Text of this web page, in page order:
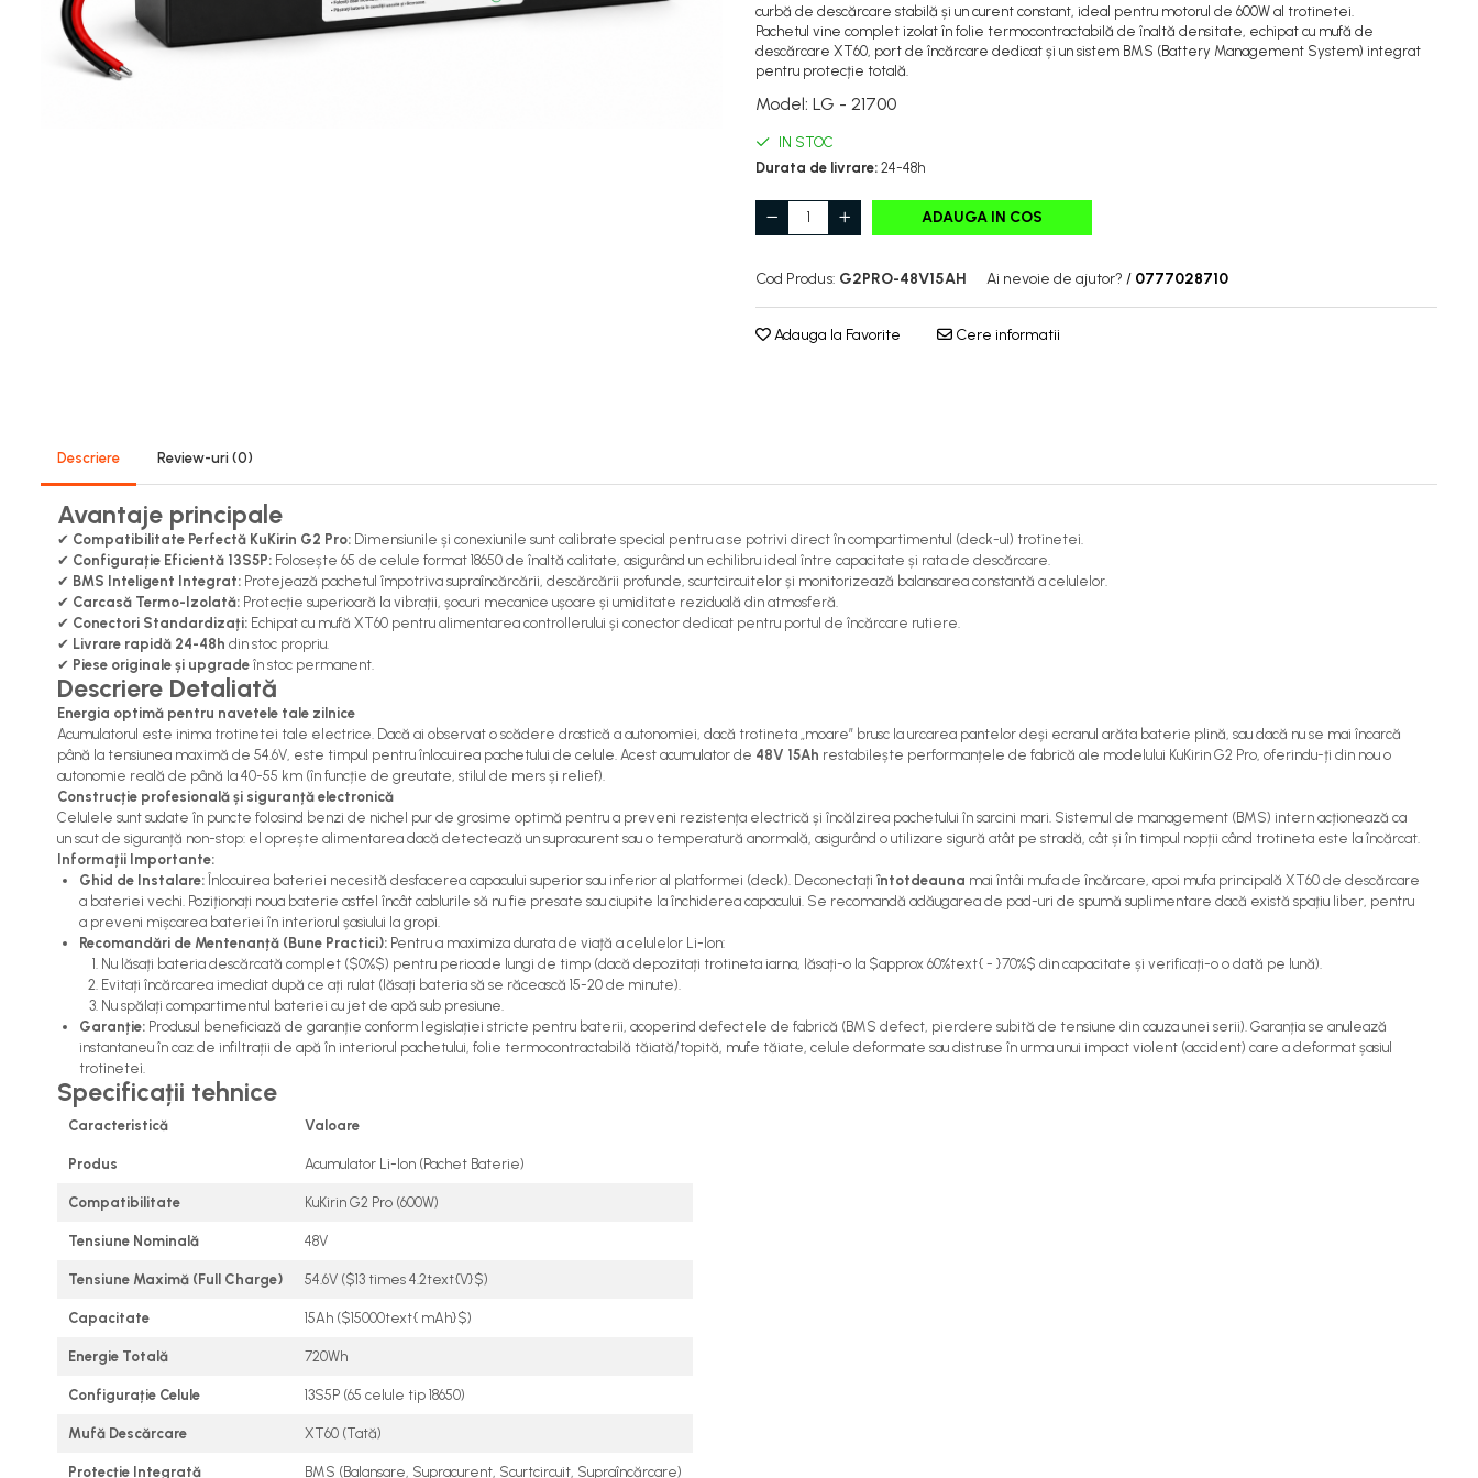
https://www.doctortrotineta.ro/frane
Discuri frana
Placute de frana
de-aer
https://www.doctortrotineta.ro/cauciucuri-
trotinete-electrice
https://www.doctortrotineta.ro/cauciucuri-
cu-camera
cauciucuri-bicicleta
Camere bicicleta
Cauciuc tubeless cu GEL
antipană
Accesorii
Trotinete electrice
Biciclete Electrice
Anvelope moto
Camere moto
Anvelope ATV
Cauciucuri bicicleta
Anvelope și Camere Utilaje
https://www.doctortrotineta.ro/plata-
forceOriginalForEdit=1&preview=00681
curbă de descărcare stabilă și un curent constant, ideal pentru motorul de 600W al trotinetei.
Pachetul vine complet izolat în folie termocontractabilă de înaltă densitate, echipat cu mufă de
descărcare XT60, port de încărcare dedicat și un sistem BMS (Battery Management System) integrat
pentru protecție totală.
Model: LG - 21700
IN STOC
Durata de livrare: 24-48h
ADAUGA IN COS
Cod Produs: G2PRO-48V15AH Ai nevoie de ajutor? / 0777028710
Adauga la Favorite Cere informatii
Descriere Review-uri (0)
Avantaje principale
✔ Compatibilitate Perfectă KuKirin G2 Pro: Dimensiunile și conexiunile sunt calibrate special pentru a se potrivi direct în compartimentul (deck-ul) trotinetei.
✔ Configurație Eficientă 13S5P: Folosește 65 de celule format 18650 de înaltă calitate, asigurând un echilibru ideal între capacitate și rata de descărcare.
✔ BMS Inteligent Integrat: Protejează pachetul împotriva supraîncărcării, descărcării profunde, scurtcircuitelor și monitorizează balansarea constantă a celulelor.
✔ Carcasă Termo-Izolată: Protecție superioară la vibrații, șocuri mecanice ușoare și umiditate reziduală din atmosferă.
✔ Conectori Standardizați: Echipat cu mufă XT60 pentru alimentarea controllerului și conector dedicat pentru portul de încărcare rutiere.
✔ Livrare rapidă 24-48h din stoc propriu.
✔ Piese originale și upgrade în stoc permanent.
Descriere Detaliată
Energia optimă pentru navetele tale zilnice
Acumulatorul este inima trotinetei tale electrice. Dacă ai observat o scădere drastică a autonomiei, dacă trotineta „moare” brusc la urcarea pantelor deși ecranul arăta baterie plină, sau dacă nu se mai încarcă
până la tensiunea maximă de 54.6V, este timpul pentru înlocuirea pachetului de celule. Acest acumulator de 48V 15Ah restabilește performanțele de fabrică ale modelului KuKirin G2 Pro, oferindu-ți din nou o
autonomie reală de până la 40-55 km (în funcție de greutate, stilul de mers și relief).
Construcție profesională și siguranță electronică
Celulele sunt sudate în puncte folosind benzi de nichel pur de grosime optimă pentru a preveni rezistența electrică și încălzirea pachetului în sarcini mari. Sistemul de management (BMS) intern acționează ca
un scut de siguranță non-stop: el oprește alimentarea dacă detectează un supracurent sau o temperatură anormală, asigurând o utilizare sigură atât pe stradă, cât și în timpul nopții când trotineta este la încărcat.
Informații Importante:
Ghid de Instalare: Înlocuirea bateriei necesită desfacerea capacului superior sau inferior al platformei (deck). Deconectați întotdeauna mai întâi mufa de încărcare, apoi mufa principală XT60 de descărcare
a bateriei vechi. Poziționați noua baterie astfel încât cablurile să nu fie presate sau ciupite la închiderea capacului. Se recomandă adăugarea de pad-uri de spumă suplimentare dacă există spațiu liber, pentru
a preveni mișcarea bateriei în interiorul șasiului la gropi.
Recomandări de Mentenanță (Bune Practici): Pentru a maximiza durata de viață a celulelor Li-Ion:
Nu lăsați bateria descărcată complet ($0%$) pentru perioade lungi de timp (dacă depozitați trotineta iarna, lăsați-o la $approx 60%text{ - }70%$ din capacitate și verificați-o o dată pe lună).
Evitați încărcarea imediat după ce ați rulat (lăsați bateria să se răcească 15-20 de minute).
Nu spălați compartimentul bateriei cu jet de apă sub presiune.
Garanție: Produsul beneficiază de garanție conform legislației stricte pentru baterii, acoperind defectele de fabrică (BMS defect, pierdere subită de tensiune din cauza unei serii). Garanția se anulează
instantaneu în caz de infiltrații de apă în interiorul pachetului, folie termocontractabilă tăiată/topită, mufe tăiate, celule deformate sau distruse în urma unui impact violent (accident) care a deformat șasiul
trotinetei.
Specificații tehnice
Caracteristică Valoare
Produs Acumulator Li-Ion (Pachet Baterie)
Compatibilitate KuKirin G2 Pro (600W)
Tensiune Nominală 48V
Tensiune Maximă (Full Charge) 54.6V ($13 times 4.2text{V}$)
Capacitate 15Ah ($15000text{ mAh}$)
Energie Totală 720Wh
Configurație Celule 13S5P (65 celule tip 18650)
Mufă Descărcare XT60 (Tată)
Protecție Integrată BMS (Balansare, Supracurent, Scurtcircuit, Supraîncărcare)